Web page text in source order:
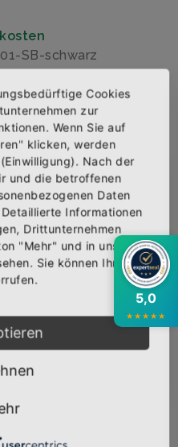
SB-schwarz
Newsletter
News über neue
10% Gutschein für
5,0
★★★★★
Cookies
zur
Wenn Sie auf
klicken, werden
Nach der
und die betroffenen
Daten
Informationen
Drittunternehmen
"Mehr" und in unserer
Sie können Ihre